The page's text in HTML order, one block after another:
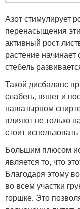
Азот стимулирует
перенасыщения
активный рост
растение начинает
стебель
Такой дисбаланс
слабеть, вянет и
нашатырном
влияют не только
стоит
Большим плюсом
является то, что
Благодаря этому
во всем участки
горшке. Это